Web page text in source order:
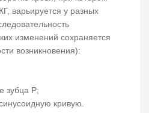
варьируется у разных
изменений сохраняется
возникновения):
зубца Р;
кривую.